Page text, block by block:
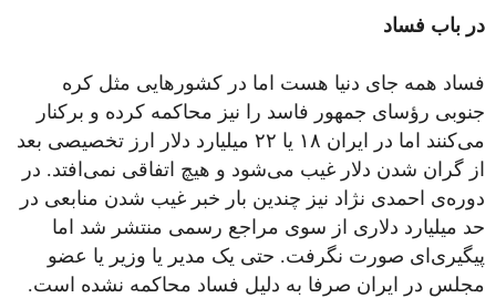
در باب فساد
فساد همه جای دنیا هست اما در کشورهایی مثل کره
جنوبی رؤسای جمهور فاسد را نیز محاکمه کرده و برکنار
می‌کنند اما در ایران ۱۸ یا ۲۲ میلیارد دلار ارز تخصیصی بعد
از گران شدن دلار غیب می‌شود و هیچ اتفاقی نمی‌افتد. در
دوره‌ی احمدی نژاد نیز چندین بار خبر غیب شدن منابعی در
حد میلیارد دلاری از سوی مراجع رسمی منتشر شد اما
پیگیری‌ای صورت نگرفت. حتی یک مدیر یا وزیر یا عضو
مجلس در ایران صرفا به دلیل فساد محاکمه نشده است.